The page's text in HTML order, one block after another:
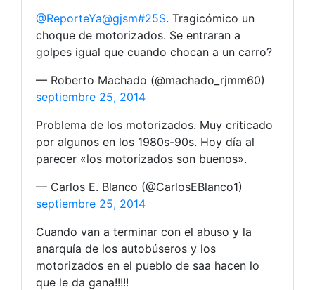
@ReporteYa@gjsm#25S. Tragicómico un
choque de motorizados. Se entraran a
golpes igual que cuando chocan a un carro?
— Roberto Machado (@machado_rjmm60)
septiembre 25, 2014
Problema de los motorizados. Muy criticado
por algunos en los 1980s-90s. Hoy día al
parecer «los motorizados son buenos».
— Carlos E. Blanco (@CarlosEBlanco1)
septiembre 25, 2014
Cuando van a terminar con el abuso y la
anarquía de los autobúseros y los
motorizados en el pueblo de saa hacen lo
que le da gana!!!!!